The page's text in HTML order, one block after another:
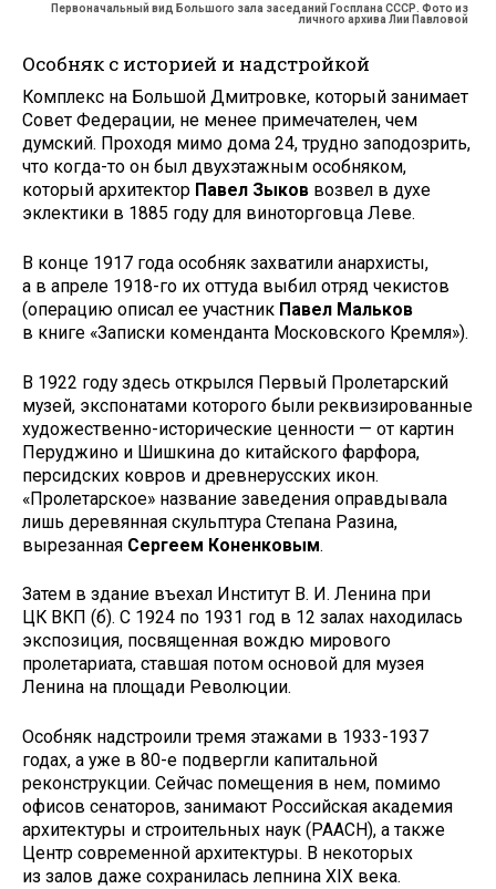
Первоначальный вид Большого зала заседаний Госплана СССР. Фото из
личного архива Лии Павловой
Особняк с историей и надстройкой
Комплекс на Большой Дмитровке, который занимает
Совет Федерации, не менее примечателен, чем
думский. Проходя мимо дома 24, трудно заподозрить,
что когда-то он был двухэтажным особняком,
который архитектор Павел Зыков возвел в духе
эклектики в 1885 году для виноторговца Леве.
В конце 1917 года особняк захватили анархисты,
а в апреле 1918-го их оттуда выбил отряд чекистов
(операцию описал ее участник Павел Мальков
в книге «Записки коменданта Московского Кремля»).
В 1922 году здесь открылся Первый Пролетарский
музей, экспонатами которого были реквизированные
художественно-исторические ценности — от картин
Перуджино и Шишкина до китайского фарфора,
персидских ковров и древнерусских икон.
«Пролетарское» название заведения оправдывала
лишь деревянная скульптура Степана Разина,
вырезанная Сергеем Коненковым.
Затем в здание въехал Институт В. И. Ленина при
ЦК ВКП (б). С 1924 по 1931 год в 12 залах находилась
экспозиция, посвященная вождю мирового
пролетариата, ставшая потом основой для музея
Ленина на площади Революции.
Особняк надстроили тремя этажами в 1933-1937
годах, а уже в 80-е подвергли капитальной
реконструкции. Сейчас помещения в нем, помимо
офисов сенаторов, занимают Российская академия
архитектуры и строительных наук (РААСН), а также
Центр современной архитектуры. В некоторых
из залов даже сохранилась лепнина XIX века.